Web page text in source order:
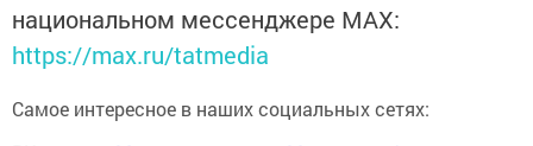
национальном мессенджере MАХ:
https://max.ru/tatmedia
Самое интересное в наших социальных сетях: